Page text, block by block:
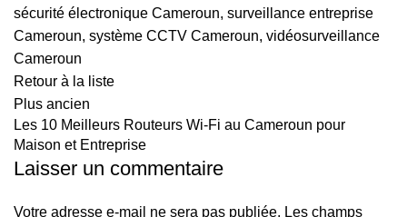
sécurité électronique Cameroun, surveillance entreprise
Cameroun, système CCTV Cameroun, vidéosurveillance
Cameroun
Retour à la liste
Plus ancien
Les 10 Meilleurs Routeurs Wi-Fi au Cameroun pour
Maison et Entreprise
Laisser un commentaire
Votre adresse e-mail ne sera pas publiée. Les champs